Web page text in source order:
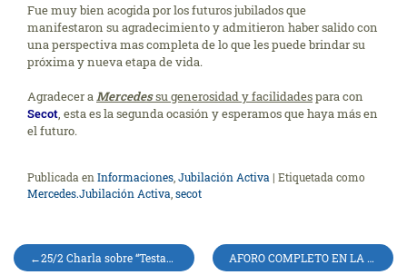
Fue muy bien acogida por los futuros jubilados que
manifestaron su agradecimiento y admitieron haber salido con
una perspectiva mas completa de lo que les puede brindar su
próxima y nueva etapa de vida.
Agradecer aMercedessu generosidad y facilidadespara con
Secot, esta es la segunda ocasión y esperamos que haya más en
el futuro.
Publicada en Informaciones Jubilación Activa | Etiquetada como
Mercedes.Jubilación Activa secot
Navegación
25/2 Charla sobre “Testamentos y Herencias” ante miembros de varios colegios profesionales. AFORO COMPLETO EN LA SESIÓN TESTAMENTOS Y HERENCIAS